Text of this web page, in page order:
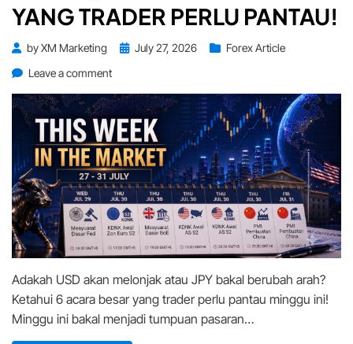
YANG TRADER PERLU PANTAU!
byXM Marketing
PostedJuly 27, 2026
Forex Article
Leave a commenton
Week
in
the
Market
(27
–
31
Jul):
6
Peristiwa
Besar
Yang
Trader
Adakah USD akan melonjak atau JPY bakal berubah arah?
Ketahui 6 acara besar yang trader perlu pantau minggu ini!
Minggu ini bakal menjadi tumpuan pasaran…